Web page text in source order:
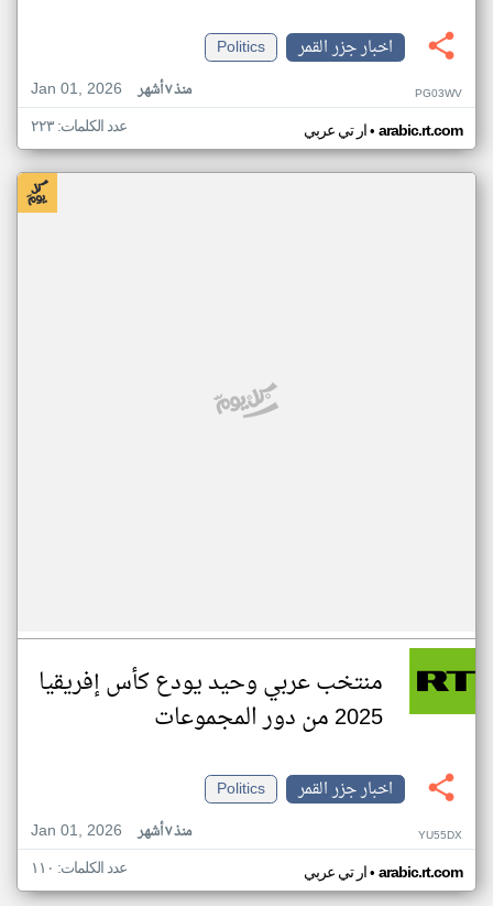
اخبار جزر القمر
Politics
Jan 01, 2026
منذ ٧ أشهر PG03WV
ار تي عربي• arabic.rt.com عدد الكلمات: ٢٢٣
منتخب عربي وحيد يودع كأس إفريقيا
2025 من دور المجموعات
اخبار جزر القمر
Politics
Jan 01, 2026
منذ ٧ أشهر YU55DX
ار تي عربي• arabic.rt.com عدد الكلمات: ١١٠